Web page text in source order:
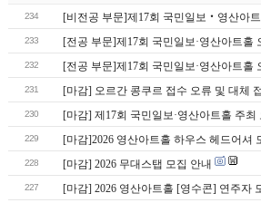
234 [비전공 부문]제17회 국민일보‧영산아
233 [전공 부문]제17회 국민일보·영산아트홀
232 [전공 부문]제17회 국민일보·영산아트홀
231 [마감] 오르간 콩쿠르 접수 오류 및 대체
230 [마감] 제17회 국민일보·영산아트홀 주
229 [마감]2026 영산아트홀 하우스 헤드어셔
228 [마감] 2026 무대스탭 모집 안내
227 [마감] 2026 영산아트홀 [영수콘] 연주자